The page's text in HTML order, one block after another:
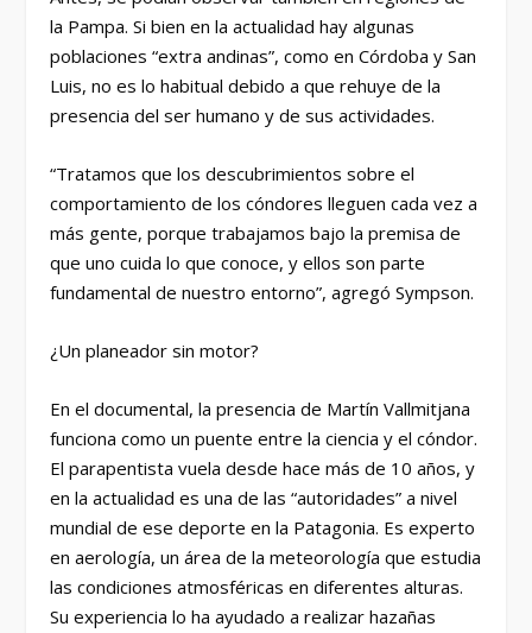
la Pampa. Si bien en la actualidad hay algunas
poblaciones “extra andinas”, como en Córdoba y San
Luis, no es lo habitual debido a que rehuye de la
presencia del ser humano y de sus actividades.
“Tratamos que los descubrimientos sobre el
comportamiento de los cóndores lleguen cada vez a
más gente, porque trabajamos bajo la premisa de
que uno cuida lo que conoce, y ellos son parte
fundamental de nuestro entorno”, agregó Sympson.
¿Un planeador sin motor?
En el documental, la presencia de Martín Vallmitjana
funciona como un puente entre la ciencia y el cóndor.
El parapentista vuela desde hace más de 10 años, y
en la actualidad es una de las “autoridades” a nivel
mundial de ese deporte en la Patagonia. Es experto
en aerología, un área de la meteorología que estudia
las condiciones atmosféricas en diferentes alturas.
Su experiencia lo ha ayudado a realizar hazañas